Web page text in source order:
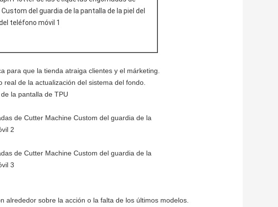
para que la tienda atraiga clientes y el márketing.
de la actualización del sistema del fondo.
la pantalla de TPU
alrededor sobre la acción o la falta de los últimos modelos.